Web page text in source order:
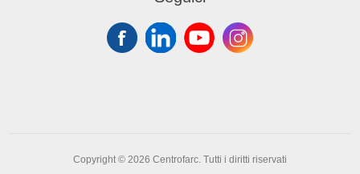
Copyright © 2026 Centrofarc. Tutti i diritti riservati